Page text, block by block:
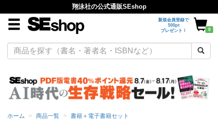
翔泳社の公式通販SEshop
新規会員登録で
500pt
プレゼント！
0
ホーム 商品一覧 書籍＋電子書籍セット